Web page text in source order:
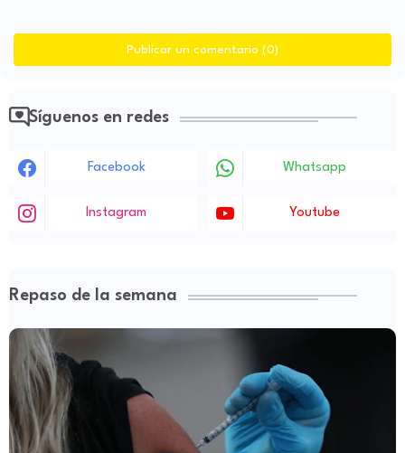
Publicar un comentario (0)
Síguenos en redes
Facebook Whatsapp
Instagram Youtube
Repaso de la semana